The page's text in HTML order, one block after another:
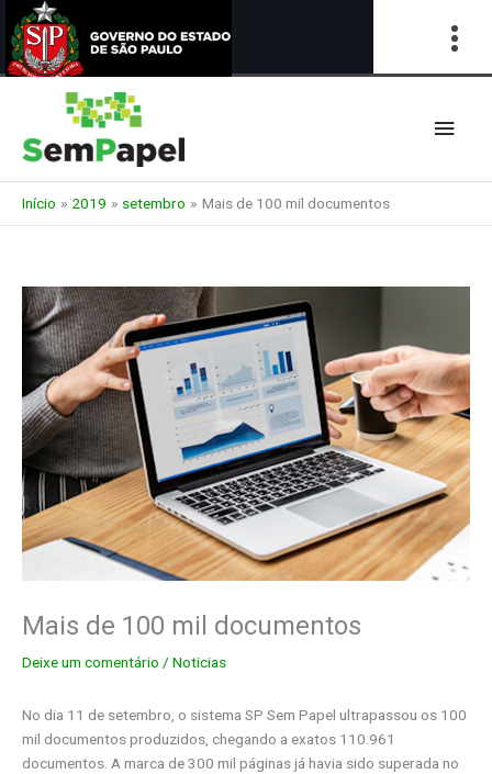
conteúdo
Início 2019 setembro Mais de 100 mil documentos
Mais de 100 mil documentos
Deixe um comentário / Noticias
No dia 11 de setembro, o sistema SP Sem Papel ultrapassou os 100
mil documentos produzidos, chegando a exatos 110.961
documentos. A marca de 300 mil páginas já havia sido superada no